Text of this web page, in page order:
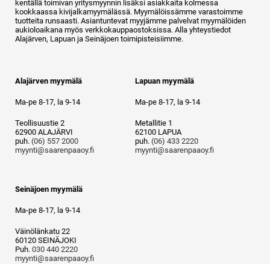
kentällä toimivan yritysmyynnin lisäksi asiakkaita kolmessa
kookkaassa kivijalkamyymälässä. Myymälöissämme varastoimme
tuotteita runsaasti. Asiantuntevat myyjämme palvelvat myymälöiden
aukioloaikana myös verkkokauppaostoksissa. Alla yhteystiedot
Alajärven, Lapuan ja Seinäjoen toimipisteisiimme.
Alajärven myymälä
Ma-pe 8-17, la 9-14
Teollisuustie 2
62900 ALAJÄRVI
puh. (06) 557 2000
myynti@saarenpaaoy.fi
Lapuan myymälä
Ma-pe 8-17, la 9-14
Metallitie 1
62100 LAPUA
puh. (06) 433 2220
myynti@saarenpaaoy.fi
Seinäjoen myymälä
Ma-pe 8-17, la 9-14
Väinölänkatu 22
60120 SEINÄJOKI
Puh. 030 440 2220
myynti@saarenpaaoy.fi